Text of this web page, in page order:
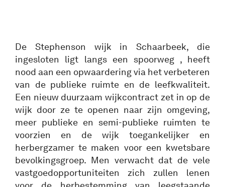
De Stephenson wijk in Schaarbeek, die
ingesloten ligt langs een spoorweg , heeft
nood aan een opwaardering via het verbeteren
van de publieke ruimte en de leefkwaliteit.
Een nieuw duurzaam wijkcontract zet in op de
wijk door ze te openen naar zijn omgeving,
meer publieke en semi-publieke ruimten te
voorzien en de wijk toegankelijker en
herbergzamer te maken voor een kwetsbare
bevolkingsgroep. Men verwacht dat de vele
vastgoedopportuniteiten zich zullen lenen